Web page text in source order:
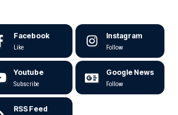
Facebook
Like
Instagram
Follow
Youtube
Subscribe
Google News
Follow
RSS Feed